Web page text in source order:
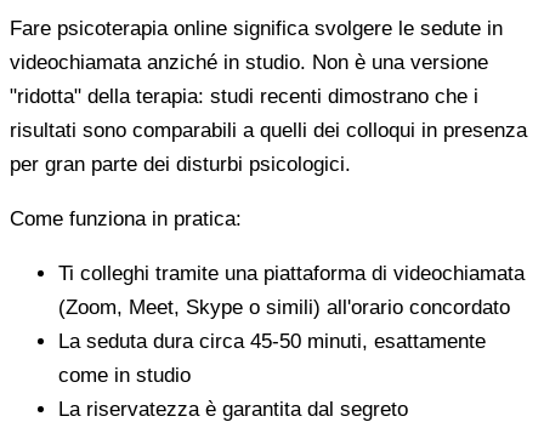
Fare psicoterapia online significa svolgere le sedute in
videochiamata anziché in studio. Non è una versione
"ridotta" della terapia: studi recenti dimostrano che i
risultati sono comparabili a quelli dei colloqui in presenza
per gran parte dei disturbi psicologici.
Come funziona in pratica:
Ti colleghi tramite una piattaforma di videochiamata
(Zoom, Meet, Skype o simili) all'orario concordato
La seduta dura circa 45-50 minuti, esattamente
come in studio
La riservatezza è garantita dal segreto